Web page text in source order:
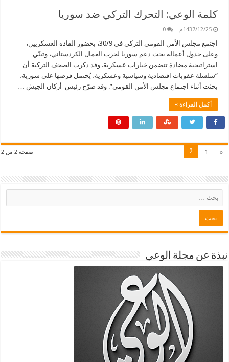
كلمة الوعي: التحرك التركي ضد سوريا
1437/12/25م 0
اجتمع مجلس الأمن القومي التركي في 30/9، بحضور القادة العسكريين،
وعلى جدول أعماله بحث دعم سوريا لحزب العمال الكردستاني، وتبنّي
استراتيجية مضادة تتضمن خيارات عسكرية. وقد ذكرت الصحف التركية أن
“سلسلة عقوبات اقتصادية وسياسية وعسكرية، يُحتمل فرضها على سورية،
بحثت أثناء اجتماع مجلس الأمن القومي”. وقد صرّح رئيس أركان الجيش …
أكمل القراءة »
صفحة 2 من 2 «
1
2
نبذة عن مجلة الوعي